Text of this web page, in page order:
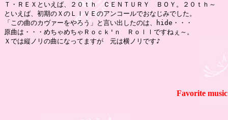
Ｔ・ＲＥＸといえば、２０ｔｈ　ＣＥＮＴＵＲＹ　ＢＯＹ。２０ｔｈ～
といえば、初期のＸのＬＩＶＥのアンコールでおなじみでした。
「この曲のカヴァーをやろう」と言い出したのは、hide・・・
原曲は・・・めちゃめちゃＲｏｃｋ'ｎ　Ｒｏｌｌですねぇ～。
Favorite